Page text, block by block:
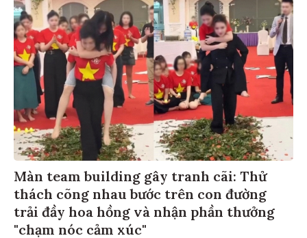
Màn team building gây tranh cãi: Thử
thách cõng nhau bước trên con đường
trải đầy hoa hồng và nhận phần thưởng
"chạm nóc cảm xúc"